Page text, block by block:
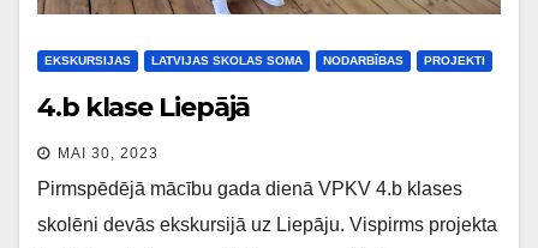
EKSKURSIJAS LATVIJAS SKOLAS SOMA NODARBĪBAS PROJEKTI
4.b klase Liepājā
MAI 30, 2023
Pirmspēdējā mācību gada dienā VPKV 4.b klases
skolēni devās ekskursijā uz Liepāju. Vispirms projekta